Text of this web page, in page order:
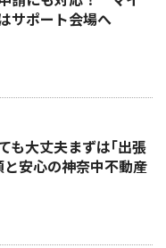
サポート会場へ
も大丈夫まずは｢出張
安心の神奈中不動産